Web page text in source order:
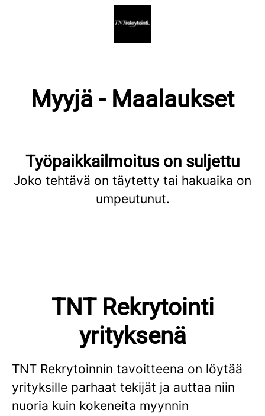
Myyjä - Maalaukset
Työpaikkailmoitus on suljettu
Joko tehtävä on täytetty tai hakuaika on
umpeutunut.
TNT Rekrytointi
yrityksenä
TNT Rekrytoinnin tavoitteena on löytää
yrityksille parhaat tekijät ja auttaa niin
nuoria kuin kokeneita myynnin